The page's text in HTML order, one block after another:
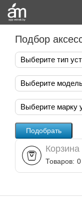
Подбор
Выберите тип
Выберите
Выберите марку
Корзина
Товаров: 0